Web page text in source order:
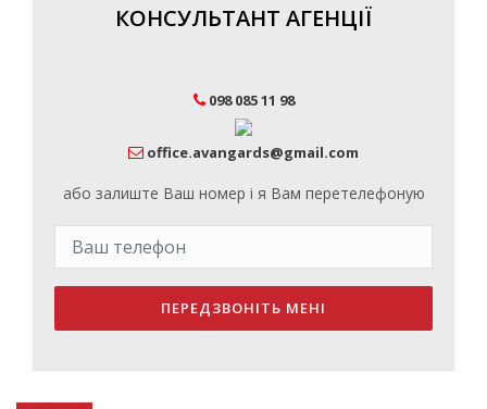
КОНСУЛЬТАНТ АГЕНЦІЇ
098 085 11 98
office.avangards@gmail.com
або залиште Ваш номер і я Вам перетелефоную
ПЕРЕДЗВОНІТЬ МЕНІ